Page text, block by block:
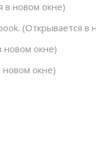
в новом окне)
(Открывается в
новом окне)
окне)